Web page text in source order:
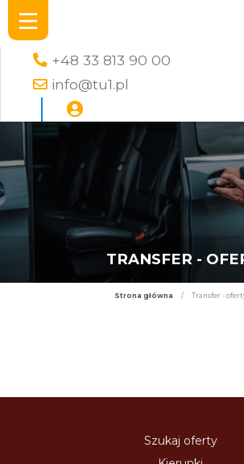
+48 33 813 90 00
info@tu1.pl
TRANSFER -
Strona główna /
Transfer -
Szukaj oferty